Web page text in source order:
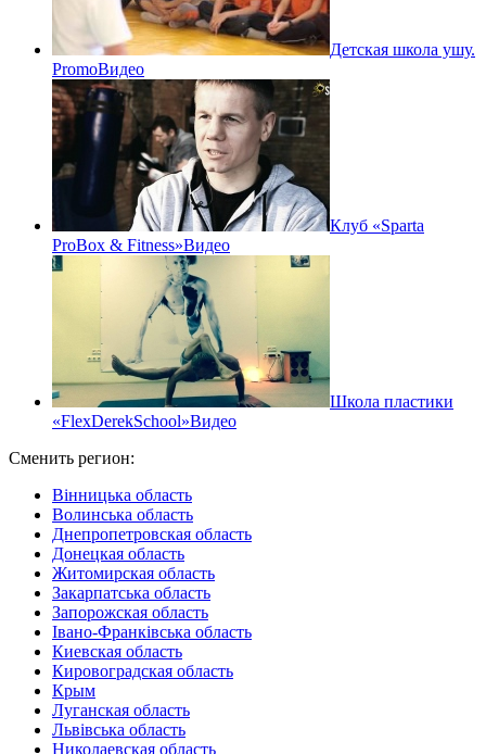
Детская школа ушу.
PromoВидео
Клуб «Sparta
ProBox & Fitness»Видео
Школа пластики
«FlexDerekSchool»Видео
Сменить регион:
Вінницька область
Волинська область
Днепропетровская область
Донецкая область
Житомирская область
Закарпатська область
Запорожская область
Івано-Франківська область
Киевская область
Кировоградская область
Крым
Луганская область
Львівська область
Николаевская область